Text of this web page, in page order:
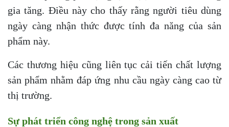
gia tăng. Điều này cho thấy rằng người tiêu dùng
ngày càng nhận thức được tính đa năng của sản
phẩm này.
Các thương hiệu cũng liên tục cải tiến chất lượng
sản phẩm nhằm đáp ứng nhu cầu ngày càng cao từ
thị trường.
Sự phát triển công nghệ trong sản xuất